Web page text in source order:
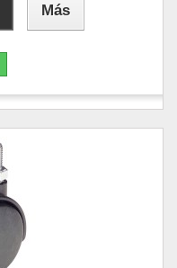
Más